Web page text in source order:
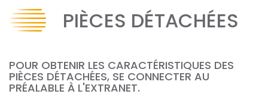
PIÈCES DÉTACHÉES
POUR OBTENIR LES CARACTÉRISTIQUES DES
PIÈCES DÉTACHÉES, SE CONNECTER AU
PRÉALABLE À L'EXTRANET.